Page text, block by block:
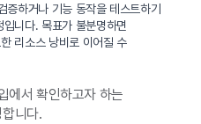
증하거나 기능 동작을 테스트하기
니다. 목표가 불분명하면
리소스 낭비로 이어질 수
에서 확인하고자 하는
니다.